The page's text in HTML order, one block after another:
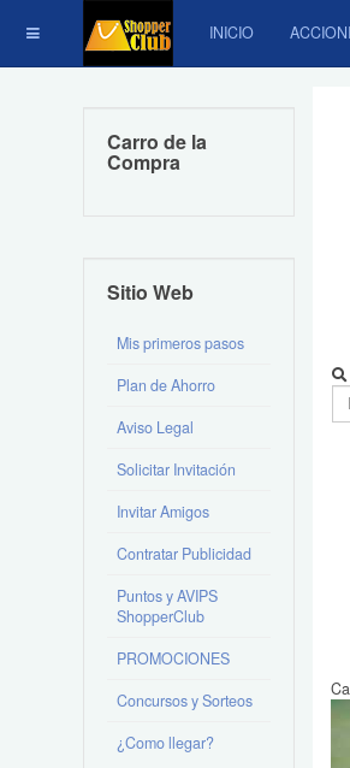
INICIO
Carro de la
Compra
Sitio Web
Mis primeros pasos
Plan de Ahorro
Aviso Legal
Solicitar Invitación
Invitar Amigos
Contratar Publicidad
Puntos y AVIPS
ShopperClub
PROMOCIONES
Concursos y Sorteos
¿Como llegar?